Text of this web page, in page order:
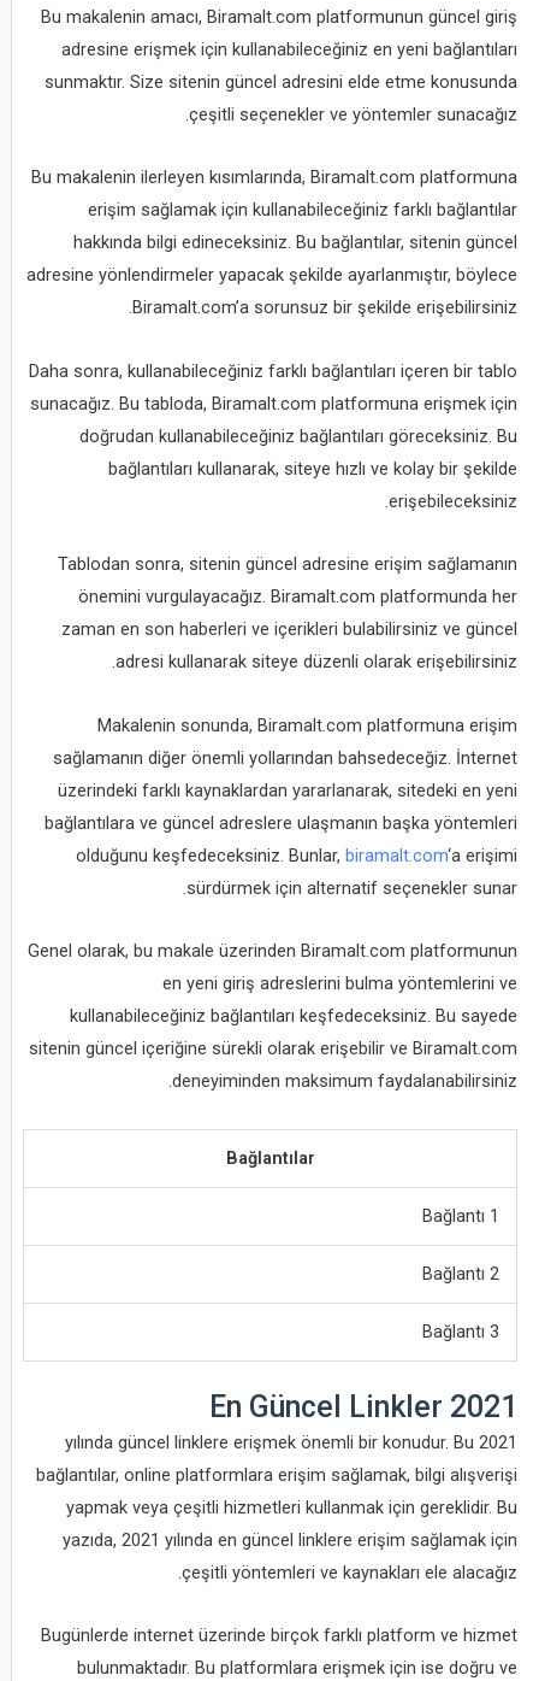
Bu makalenin amacı, Biramalt.com platformunun güncel giriş
adresine erişmek için kullanabileceğiniz en yeni bağlantıları
sunmaktır. Size sitenin güncel adresini elde etme konusunda
çeşitli seçenekler ve yöntemler sunacağız.
Bu makalenin ilerleyen kısımlarında, Biramalt.com platformuna
erişim sağlamak için kullanabileceğiniz farklı bağlantılar
hakkında bilgi edineceksiniz. Bu bağlantılar, sitenin güncel
adresine yönlendirmeler yapacak şekilde ayarlanmıştır, böylece
Biramalt.com’a sorunsuz bir şekilde erişebilirsiniz.
Daha sonra, kullanabileceğiniz farklı bağlantıları içeren bir tablo
sunacağız. Bu tabloda, Biramalt.com platformuna erişmek için
doğrudan kullanabileceğiniz bağlantıları göreceksiniz. Bu
bağlantıları kullanarak, siteye hızlı ve kolay bir şekilde
erişebileceksiniz.
Tablodan sonra, sitenin güncel adresine erişim sağlamanın
önemini vurgulayacağız. Biramalt.com platformunda her
zaman en son haberleri ve içerikleri bulabilirsiniz ve güncel
adresi kullanarak siteye düzenli olarak erişebilirsiniz.
Makalenin sonunda, Biramalt.com platformuna erişim
sağlamanın diğer önemli yollarından bahsedeceğiz. İnternet
üzerindeki farklı kaynaklardan yararlanarak, sitedeki en yeni
bağlantılara ve güncel adreslere ulaşmanın başka yöntemleri
olduğunu keşfedeceksiniz. Bunlar,biramalt.com‘a erişimi
sürdürmek için alternatif seçenekler sunar.
Genel olarak, bu makale üzerinden Biramalt.com platformunun
en yeni giriş adreslerini bulma yöntemlerini ve
kullanabileceğiniz bağlantıları keşfedeceksiniz. Bu sayede
sitenin güncel içeriğine sürekli olarak erişebilir ve Biramalt.com
deneyiminden maksimum faydalanabilirsiniz.
Bağlantılar
Bağlantı 1
Bağlantı 2
Bağlantı 3
En Güncel Linkler 2021
2021 yılında güncel linklere erişmek önemli bir konudur. Bu
bağlantılar, online platformlara erişim sağlamak, bilgi alışverişi
yapmak veya çeşitli hizmetleri kullanmak için gereklidir. Bu
yazıda, 2021 yılında en güncel linklere erişim sağlamak için
çeşitli yöntemleri ve kaynakları ele alacağız.
Bugünlerde internet üzerinde birçok farklı platform ve hizmet
bulunmaktadır. Bu platformlara erişmek için ise doğru ve